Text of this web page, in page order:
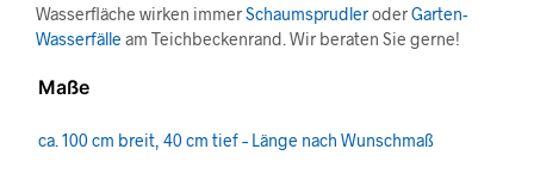
Wasserfläche wirken immerSchaumsprudleroderGarten-
Wasserfälle am Teichbeckenrand. Wir beraten Sie gerne!
Maße
ca. 100 cm breit, 40 cm tief – Länge nach Wunschmaß